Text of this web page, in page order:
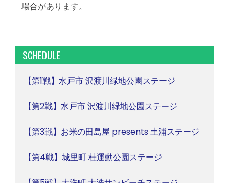
場合があります。
SCHEDULE
【第1戦】水戸市 沢渡川緑地公園ステージ
【第2戦】水戸市 沢渡川緑地公園ステージ
【第3戦】お米の田島屋 presents 土浦ステージ
【第4戦】城里町 桂運動公園ステージ